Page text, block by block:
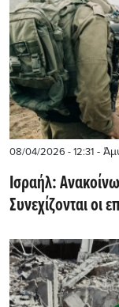
08/04/2026 - 12:31 -
Iσραήλ:
Συνεχίζονται οι